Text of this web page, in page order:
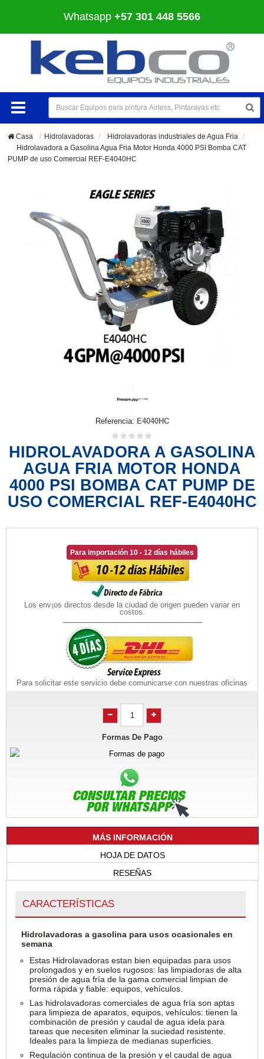
Whatsapp +57 301 448 5566
Casa Hidrolavadoras >
Hidrolavadoras industriales de Agua Fria
Hidrolavadora a Gasolina Agua Fria Motor Honda 4000 PSI Bomba CAT
PUMP de uso Comercial REF-E4040HC
Referencia: E4040HC
HIDROLAVADORA A GASOLINA
AGUA FRIA MOTOR HONDA
4000 PSI BOMBA CAT PUMP DE
USO COMERCIAL REF-E4040HC
Para importación 10 - 12 días hábiles
Los env¡os directos desde la ciudad de origen pueden variar en
costos.
Para solicitar este servicio debe comunicarse con nuestras oficinas
Formas De Pago
MÁS INFORMACIÓN
HOJA DE DATOS
RESEÑAS
CARACTERÍSTICAS
Hidrolavadoras a gasolina para usos ocasionales en
semana
Estas Hidrolavadoras estan bien equipadas para usos
prolongados y en suelos rugosos: las limpiadoras de alta
presión de agua fría de la gama comercial limpian de
forma rápida y fiable: equipos, vehículos.
Las hidrolavadoras comerciales de agua fría son aptas
para limpieza de aparatos, equipos, vehículos: tienen la
combinación de presión y caudal de agua idela para
tareas que necesiten eliminar la suciedad resistente.
Ideales para la limpieza de medianas superficies.
Regulación continua de la presión y el caudal de agua